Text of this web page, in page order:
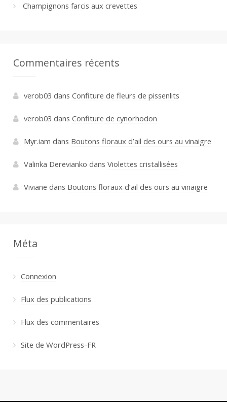
Champignons farcis aux crevettes
Commentaires récents
verob03 dans Confiture de fleurs de pissenlits
verob03 dans Confiture de cynorhodon
Myr.iam dans Boutons floraux d’ail des ours au vinaigre
Valinka Derevianko dans Violettes cristallisées
Viviane dans Boutons floraux d’ail des ours au vinaigre
Méta
Connexion
Flux des publications
Flux des commentaires
Site de WordPress-FR